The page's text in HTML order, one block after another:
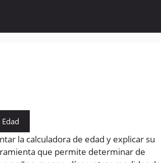
la calculadora de edad y explicar su
que permite determinar de